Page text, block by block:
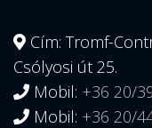
Cím: Tromf-
Csólyosi út 25.
Mobil: +36 20/
Mobil: +36 20/